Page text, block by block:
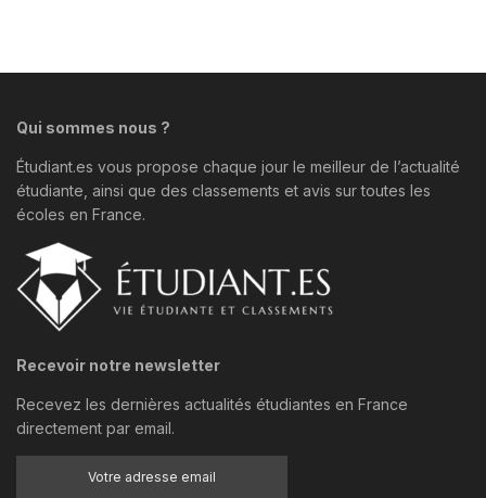
Qui sommes nous ?
Étudiant.es vous propose chaque jour le meilleur de l’actualité
étudiante, ainsi que des classements et avis sur toutes les
écoles en France.
Recevoir notre newsletter
Recevez les dernières actualités étudiantes en France
directement par email.